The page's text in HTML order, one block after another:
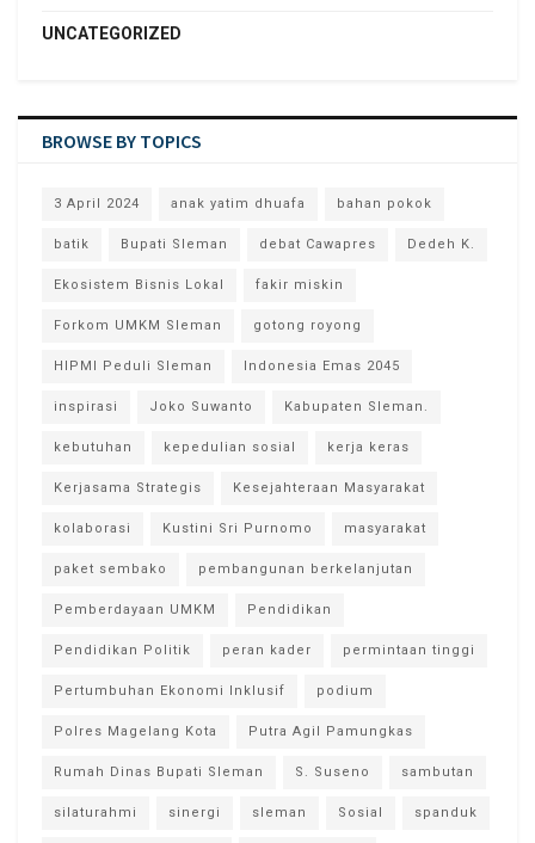
UNCATEGORIZED
BROWSE BY TOPICS
3 April 2024 anak yatim dhuafa bahan pokok
batik Bupati Sleman debat Cawapres Dedeh K.
Ekosistem Bisnis Lokal fakir miskin
Forkom UMKM Sleman gotong royong
HIPMI Peduli Sleman Indonesia Emas 2045
inspirasi Joko Suwanto Kabupaten Sleman.
kebutuhan kepedulian sosial kerja keras
Kerjasama Strategis Kesejahteraan Masyarakat
kolaborasi Kustini Sri Purnomo masyarakat
paket sembako pembangunan berkelanjutan
Pemberdayaan UMKM Pendidikan
Pendidikan Politik peran kader permintaan tinggi
Pertumbuhan Ekonomi Inklusif podium
Polres Magelang Kota Putra Agil Pamungkas
Rumah Dinas Bupati Sleman S. Suseno sambutan
silaturahmi sinergi sleman Sosial spanduk